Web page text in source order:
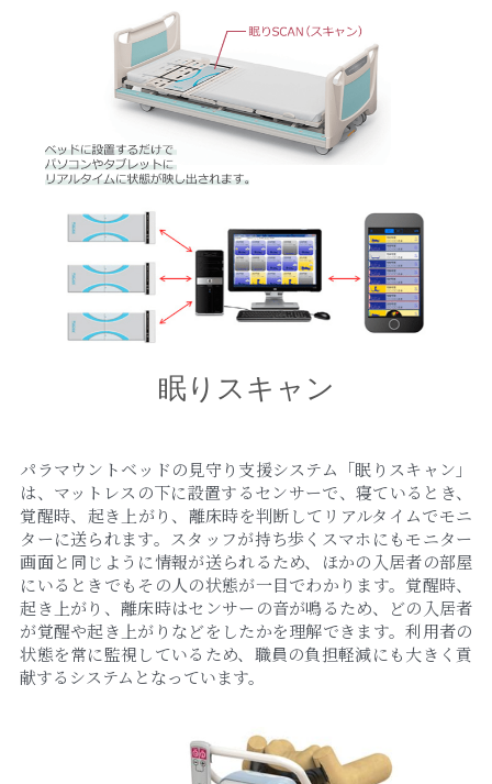
眠りスキャン
パラマウントベッドの見守り支援システム「眠りスキャン」
は、マットレスの下に設置するセンサーで、寝ているとき、
覚醒時、起き上がり、離床時を判断してリアルタイムでモニ
ターに送られます。スタッフが持ち歩くスマホにもモニター
画面と同じように情報が送られるため、ほかの入居者の部屋
にいるときでもその人の状態が一目でわかります。覚醒時、
起き上がり、離床時はセンサーの音が鳴るため、どの入居者
が覚醒や起き上がりなどをしたかを理解できます。利用者の
状態を常に監視しているため、職員の負担軽減にも大きく貢
献するシステムとなっています。